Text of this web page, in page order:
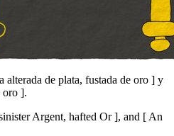
alterada de plata, fustada de oro ] y
oro ].
Argent, hafted Or], and [ An